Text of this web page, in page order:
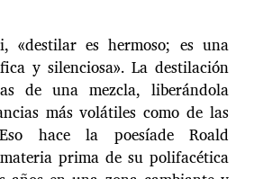
«destilar es hermoso; es una
y silenciosa». La destilación
de una mezcla, liberándola
más volátiles como de las
hace la poesíade Roald
prima de su polifacética